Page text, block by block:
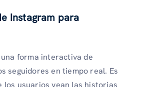
Instagram para
forma interactiva de
seguidores en tiempo real. Es
los usuarios vean las historias